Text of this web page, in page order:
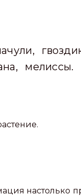
мелиссы.
настолько